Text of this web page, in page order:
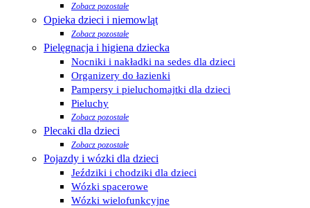
Zobacz pozostałe
Opieka dzieci i niemowląt
Zobacz pozostałe
Pielęgnacja i higiena dziecka
Nocniki i nakładki na sedes dla dzieci
Organizery do łazienki
Pampersy i pieluchomajtki dla dzieci
Pieluchy
Zobacz pozostałe
Plecaki dla dzieci
Zobacz pozostałe
Pojazdy i wózki dla dzieci
Jeździki i chodziki dla dzieci
Wózki spacerowe
Wózki wielofunkcyjne